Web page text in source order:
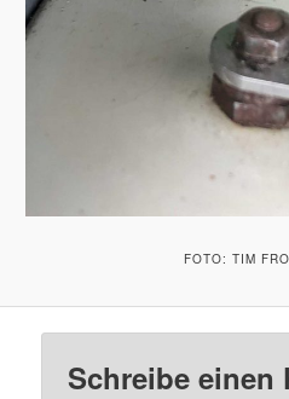
FOTO: TIM
Schreibe einen